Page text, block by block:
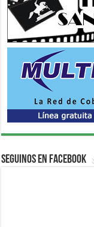
Seguinos en Facebook